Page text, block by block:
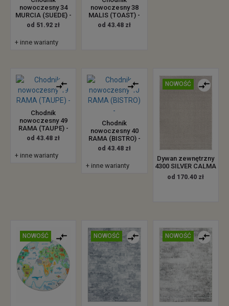
nowoczesny 34
MURCIA (SUEDE) -
od 51.92 zł
+ inne warianty
nowoczesny 38
MALIS (TOAST) -
od 43.48 zł
Chodnik
nowoczesny 49
RAMA (TAUPE) -
od 43.48 zł
+ inne warianty
Chodnik
nowoczesny 40
RAMA (BISTRO) -
od 43.48 zł
+ inne warianty
NOWOŚĆ
Dywan zewnętrzny
4300 SILVER CALMA
od 170.40 zł
NOWOŚĆ NOWOŚĆ NOWOŚĆ